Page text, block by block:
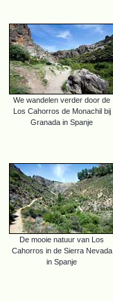
We wandelen verder door de
Los Cahorros de Monachil bij
Granada in Spanje
De mooie natuur van Los
Cahorros in de Sierra Nevada
in Spanje